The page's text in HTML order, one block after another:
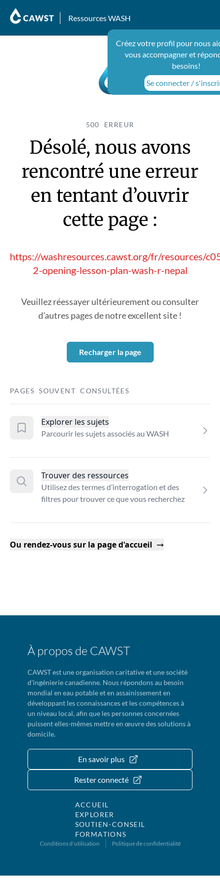
Ressources WASH
Créez votre profil pour nous
vous accompagner et
besoins!
Se connecter /
500 ERREUR
Désolé, nous avons
rencontré une erreur
en tentant d’ouvrir
cette page :
https://washresources.cawst.org/fr/resources/
2-opening-lesson-plan-wash-r-nepal
Veuillez réessayer ultérieurement ou consulter
d’autres pages de notre excellent site !
Recharger la page
PAGES SOUVENT CONSULTÉES
Explorer les sujets
Parcourir les sujets associés au WASH
Trouver des ressources
Utilisez des termes d’interrogation et des
filtres pour trouver ce que vous recherchez
Ou rendez-vous sur la page d'accueil
À propos de CAWST
CAWST est une organisation caritative et une société
d'ingénierie canadienne. Nous répondons au besoin
mondial en eau potable et en assainissement en
développant les connaissances et les compétences à
un niveau local, afin que les personnes concernées
puissent elles-mêmes mettre en œuvre des solutions à
domicile.
En savoir plus
Rester connecté
ACCUEIL
EXPLORER
SOUTIEN-CONSEIL
FORMATIONS
Conditions d'utilisation Politique de confidentialité